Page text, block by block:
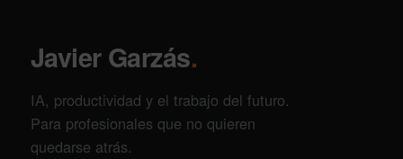
Javier Garzás.
IA, productividad y el trabajo del futuro.
Para profesionales que no quieren
quedarse atrás.